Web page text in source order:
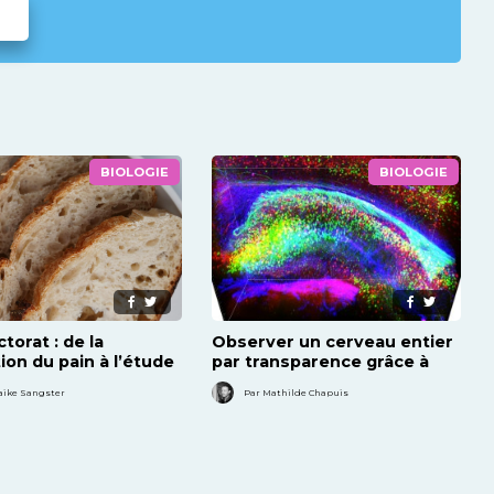
BIOLOGIE
: de la
du pain à l’étude
Sangster
BIOLOGIE
Observer un cerveau entier
par transparence grâce à
CLARITY
Par Mathilde Chapuis